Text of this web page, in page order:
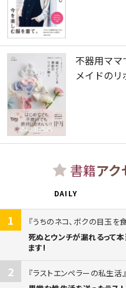
不器用マ
メイドのリ
書籍ア
DAILY
1
うちのネコ、ボクの目玉を
死ぬとウンチが漏れるって
ます!
2
ラストエンペラーの私生活